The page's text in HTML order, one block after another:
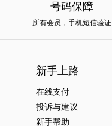
号码保障
所有会员，手机短信验证
新手上路
在线支付
投诉与建议
新手帮助